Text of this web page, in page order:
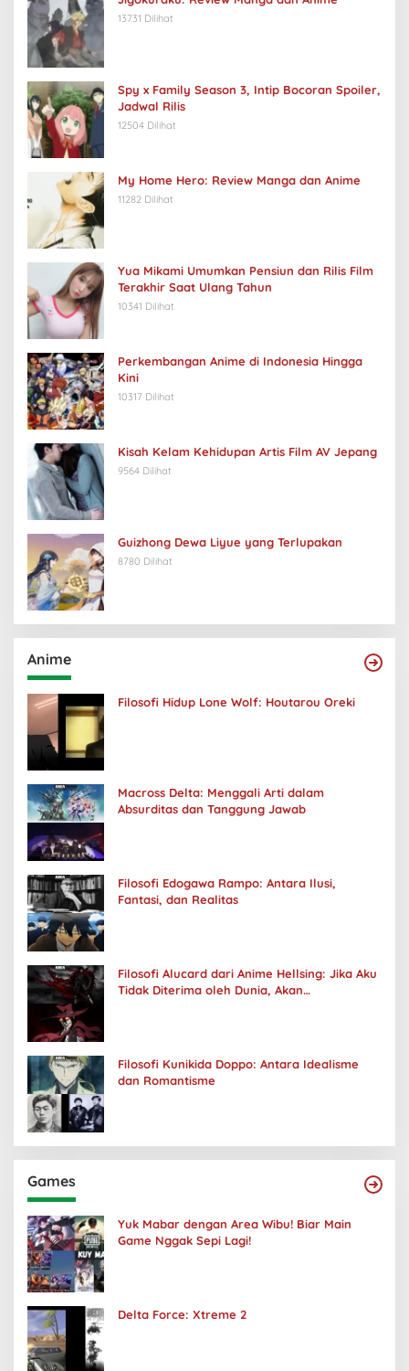
13731 Dilihat
Spy x Family Season 3, Intip Bocoran Spoiler,
Jadwal Rilis
12504 Dilihat
My Home Hero: Review Manga dan Anime
11282 Dilihat
Yua Mikami Umumkan Pensiun dan Rilis Film
Terakhir Saat Ulang Tahun
10341 Dilihat
Perkembangan Anime di Indonesia Hingga
Kini
10317 Dilihat
Kisah Kelam Kehidupan Artis Film AV Jepang
9564 Dilihat
Guizhong Dewa Liyue yang Terlupakan
8780 Dilihat
Anime
Filosofi Hidup Lone Wolf: Houtarou Oreki
Macross Delta: Menggali Arti dalam
Absurditas dan Tanggung Jawab
Filosofi Edogawa Rampo: Antara Ilusi,
Fantasi, dan Realitas
Filosofi Alucard dari Anime Hellsing: Jika Aku
Tidak Diterima oleh Dunia, Akan
Filosofi Kunikida Doppo: Antara Idealisme
dan Romantisme
Games
Yuk Mabar dengan Area Wibu! Biar Main
Game Nggak Sepi Lagi!
Delta Force: Xtreme 2